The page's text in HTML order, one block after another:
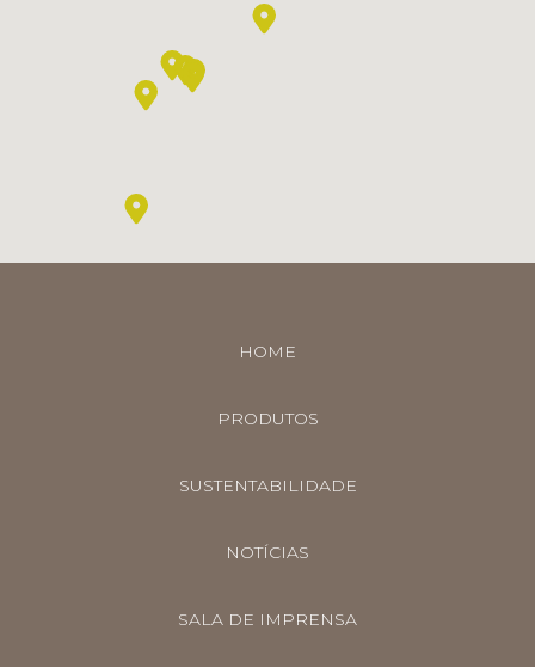
HOME
PRODUTOS
SUSTENTABILIDADE
NOTÍCIAS
SALA DE IMPRENSA